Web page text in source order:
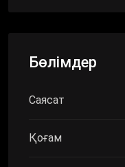
Бөлімдер
Саясат
Қоғам